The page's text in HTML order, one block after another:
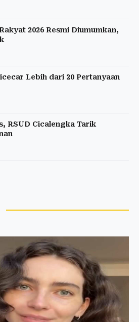
2026 Resmi Diumumkan,
Lebih dari 20 Pertanyaan
RSUD Cicalengka Tarik